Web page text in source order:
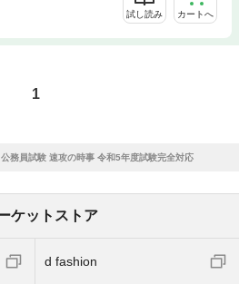
試し読み カートへ
1
公務員試験 速攻の時事 令和5年度試験完全対応
ケットストア
d fashion